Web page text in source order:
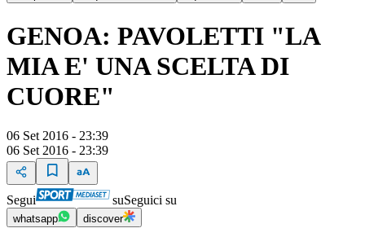
GENOA: PAVOLETTI "LA
MIA E' UNA SCELTA DI
CUORE"
06 Set 2016 - 23:39
06 Set 2016 - 23:39
Segui suSeguici su
whatsapp discover